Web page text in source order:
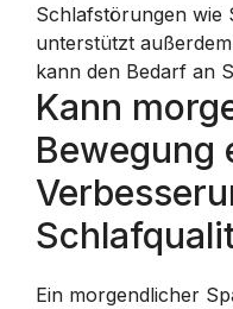
Schlafstörungen wie
unterstützt
kann den Bedarf an
Kann
Bewegung
Ein morgendlicher